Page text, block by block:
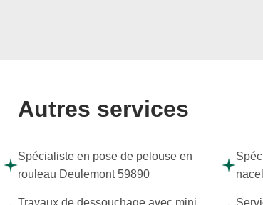
Autres services
Spécialiste en pose de pelouse en
rouleau Deulemont 59890
Travaux de dessouchage avec mini